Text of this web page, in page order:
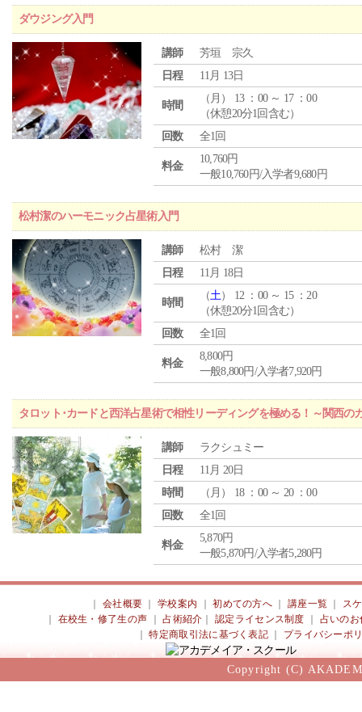
ダウジング入門
講師
芳垣 宗久
日程
11月 13日
時間
（ 月 ） 13 ：00 ～ 17 ：00
（休憩20分1回含む）
回数
全1回
料金
10,760円
一般10,760円/入学者9,680円
松村潔のハーモニック占星術入門
講師
松村 潔
日程
11月 18日
時間
（土） 12 ：00 ～ 15 ：20
（休憩20分1回含む）
回数
全1回
料金
8,800円
一般8,800円/入学者7,920円
タロット･カードと西洋占星術で相性リーディングを極める！～関西の
講師
ラクシュミー
日程
11月 20日
時間
（ 月 ） 18 ：00 ～ 20 ：00
回数
全1回
料金
5,870円
一般5,870円/入学者5,280円
会社概要 ｜学校案内 ｜初めての方へ 講座一覧
ス
在校生・修了生の声 ｜占術紹介 ｜認定ライセンス制度
占いのお
｜特定商取引法に基づく表記 プライバシーポ
Copyright (C)